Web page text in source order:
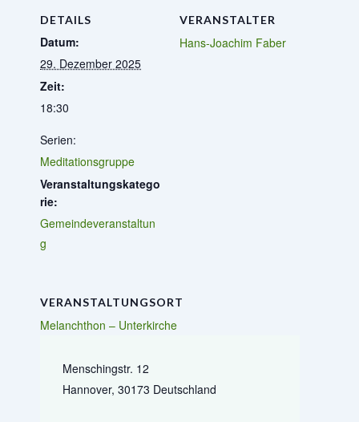
DETAILS
Datum:
29. Dezember 2025
Zeit:
18:30
Serien:
Meditationsgruppe
Veranstaltungskatego
rie:
Gemeindeveranstaltun
g
VERANSTALTUNGSORT
Melanchthon – Unterkirche
Menschingstr. 12
Hannover, 30173 Deutschland
VERANSTALTER
Hans-Joachim Faber